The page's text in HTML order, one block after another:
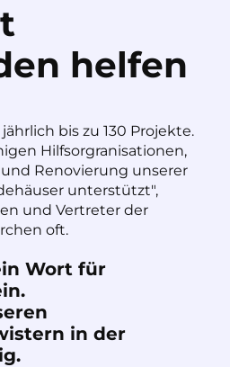
helfen
bis zu 130 Projekte.
Hilfsorgranisationen,
Renovierung unserer
unterstützt",
und Vertreter der
oft.
Wort für
in der